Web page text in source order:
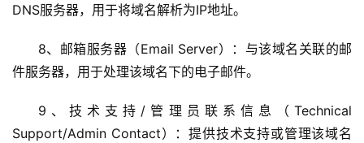
DNS服务器，用于将域名解析为IP地址。
8、邮箱服务器（Email Server）：与该域名关联的邮
件服务器，用于处理该域名下的电子邮件。
9、技术支持/管理员联系信息（Technical
Support/Admin Contact）：提供技术支持或管理该域名